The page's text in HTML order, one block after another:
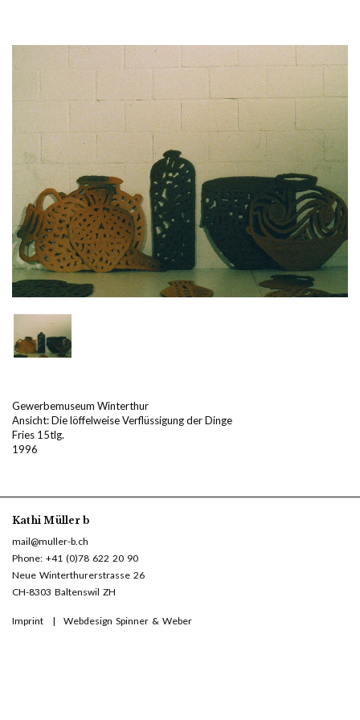
Gewerbemuseum Winterthur
Ansicht: Die löffelweise Verflüssigung der Dinge
Fries 15tlg.
1996
Kathi Müller b
mail@muller-b.ch
Phone: +41 (0)78 622 20 90
Neue Winterthurerstrasse 26
CH-8303 Baltenswil ZH
Imprint Webdesign Spinner & Weber